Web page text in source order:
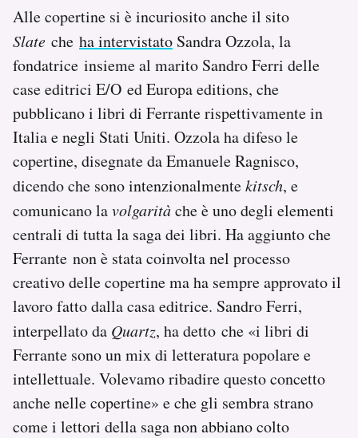
Alle copertine si è incuriosito anche il sito
Slate che ha intervistato Sandra Ozzola, la
fondatrice insieme al marito Sandro Ferri delle
case editrici E/O ed Europa editions, che
pubblicano i libri di Ferrante rispettivamente in
Italia e negli Stati Uniti. Ozzola ha difeso le
copertine, disegnate da Emanuele Ragnisco,
dicendo che sono intenzionalmentekitsch, e
comunicano lavolgaritàche è uno degli elementi
centrali di tutta la saga dei libri. Ha aggiunto che
Ferrante non è stata coinvolta nel processo
creativo delle copertine ma ha sempre approvato il
lavoro fatto dalla casa editrice. Sandro Ferri,
interpellato da Quartz, ha detto che «i libri di
Ferrante sono un mix di letteratura popolare e
intellettuale. Volevamo ribadire questo concetto
anche nelle copertine» e che gli sembra strano
come i lettori della saga non abbiano colto